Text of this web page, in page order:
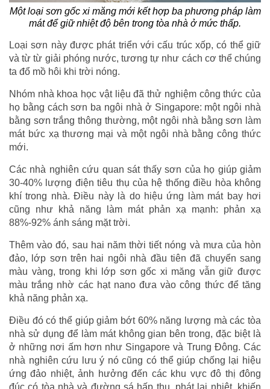
Một loại sơn gốc xi măng mới kết hợp ba phương pháp làm
mát để giữ nhiệt độ bên trong tòa nhà ở mức thấp.
Loại sơn này được phát triển với cấu trúc xốp, có thể giữ
và từ từ giải phóng nước, tương tự như cách cơ thể chúng
ta đổ mồ hôi khi trời nóng.
Nhóm nhà khoa học vật liệu đã thử nghiệm công thức của
họ bằng cách sơn ba ngôi nhà ở Singapore: một ngôi nhà
bằng sơn trắng thông thường, một ngôi nhà bằng sơn làm
mát bức xạ thương mại và một ngôi nhà bằng công thức
mới.
Các nhà nghiên cứu quan sát thấy sơn của họ giúp giảm
30-40% lượng điện tiêu thụ của hệ thống điều hòa không
khí trong nhà. Điều này là do hiệu ứng làm mát bay hơi
cũng như khả năng làm mát phản xạ mạnh: phản xạ
88%-92% ánh sáng mặt trời.
Thêm vào đó, sau hai năm thời tiết nóng và mưa của hòn
đảo, lớp sơn trên hai ngôi nhà đầu tiên đã chuyển sang
màu vàng, trong khi lớp sơn gốc xi măng vẫn giữ được
màu trắng nhờ các hạt nano đưa vào công thức để tăng
khả năng phản xạ.
Điều đó có thể giúp giảm bớt 60% năng lượng mà các tòa
nhà sử dụng để làm mát không gian bên trong, đặc biệt là
ở những nơi ấm hơn như Singapore và Trung Đông. Các
nhà nghiên cứu lưu ý nó cũng có thể giúp chống lại hiệu
ứng đảo nhiệt, ảnh hưởng đến các khu vực đô thị đông
đúc có tòa nhà và đường sá hấp thụ, phát lại nhiệt, khiến